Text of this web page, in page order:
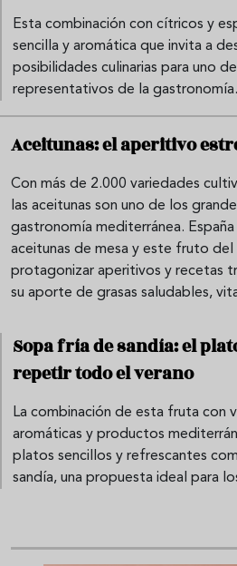
Esta combinación con cítricos y
sencilla y aromática que invita a
posibilidades culinarias para uno
representativos de la gastronomía.
Aceitunas: el aperitivo
Con más de 2.000 variedades
las aceitunas son uno de los
gastronomía mediterránea.
aceitunas de mesa y este fruto del
protagonizar aperitivos y recetas
su aporte de grasas saludables,
Sopa fría de sandía: el
repetir todo el verano
La combinación de esta fruta con
aromáticas y productos
platos sencillos y refrescantes
sandía, una propuesta ideal para